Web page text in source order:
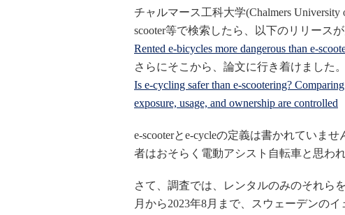
チャルマース工科大学(Chalmers
scooter等で検索したら、以下のリリース
Rented e-bicycles more dangerous than e-
さらにそこから、論文に行き着けました。
Is e-cycling safer than e-scootering?
exposure, usage, and ownership are controlled
e-scooterとe-cycleの定義は書かれていま
者はおそらく電動アシスト自転車と思われ
さて、調査では、レンタルのみのそれら
月から2023年8月まで、スウェーデンの